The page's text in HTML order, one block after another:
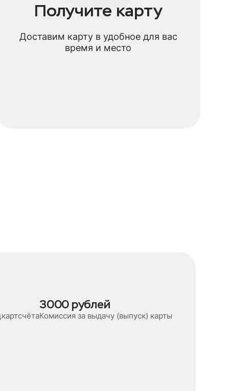
Получите карту
Доставим карту в удобное для вас
время и место
3000 рублей
Комиссия за выдачу (выпуск) карты